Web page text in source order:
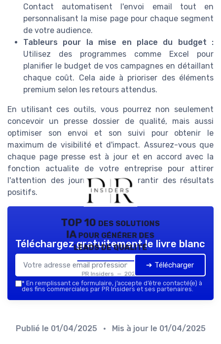
Contact automatisent l'envoi email tout en
personnalisant la mise page pour chaque segment
de votre audience.
Tableurs pour la mise en place du budget :
Utilisez des programmes comme Excel pour
planifier le budget de vos campagnes en détaillant
chaque coût. Cela aide à prioriser des éléments
premium selon les retours attendus.
En utilisant ces outils, vous pourrez non seulement
concevoir un presse dossier de qualité, mais aussi
optimiser son envoi et son suivi pour obtenir le
maximum de visibilité et d'impact. Assurez-vous que
chaque page presse est à jour et en accord avec la
fonction actualite de votre entreprise pour attirer
l'attention des journalistes et garantir des résultats
positifs.
TOP 10 des solutions
IA pour générer des
leads de qualité
PR Insiders — 2026
Téléchargez gratuitement le livre blanc
➔ Télécharger
* En remplissant ce formulaire, j’accepte d’être contacté(e) à
des fins commerciales par PR Insiders et ses partenaires.
Publié le 01/04/2025 • Mis à jour le 01/04/2025